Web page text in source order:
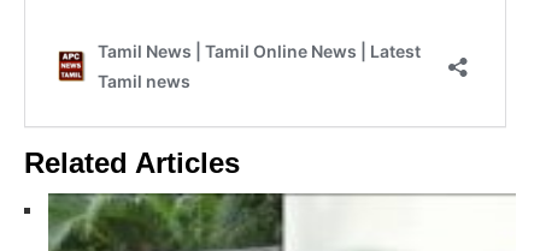
Related Articles